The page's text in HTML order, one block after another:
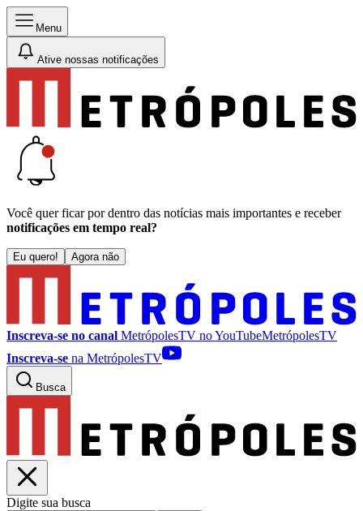
Menu
Ative nossas notificações
Você quer ficar por dentro das notícias mais importantes e receber
notificações em tempo real?
Eu quero! Agora não
Inscreva-se no canal MetrópolesTV noYouTubeMetrópolesTV
Inscreva-se na MetrópolesTV
Busca
Digite sua busca